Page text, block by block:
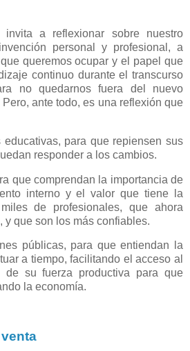
invita a reflexionar sobre nuestro
personal y profesional, a
queremos ocupar y el papel que
continuo durante el transcurso
no quedarnos fuera del nuevo
ante todo, es una reflexión que
para que repiensen sus
responder a los cambios.
que comprendan la importancia de
interno y el valor que tiene la
de profesionales, que ahora
y que son los más confiables.
públicas, para que entiendan la
a tiempo, facilitando el acceso al
su fuerza productiva para que
la economía.